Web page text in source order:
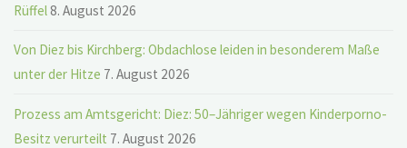
Rüffel8. August 2026
Von Diez bis Kirchberg: Obdachlose leiden in besonderem Maße
unter der Hitze 7. August 2026
Prozess am Amtsgericht: Diez: 50–Jähriger wegen Kinderporno-
Besitz verurteilt 7. August 2026